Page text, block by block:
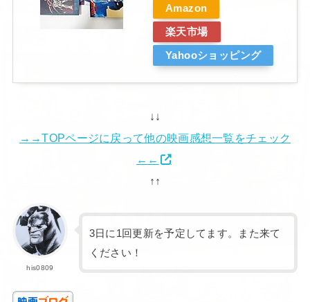
Amazon
楽天市場
Yahooショッピング
↓↓
→→TOPページに戻って他の映画感想一覧をチェック
←←
↑↑
his0809
3日に1回更新を予定してます。また来て
ください！